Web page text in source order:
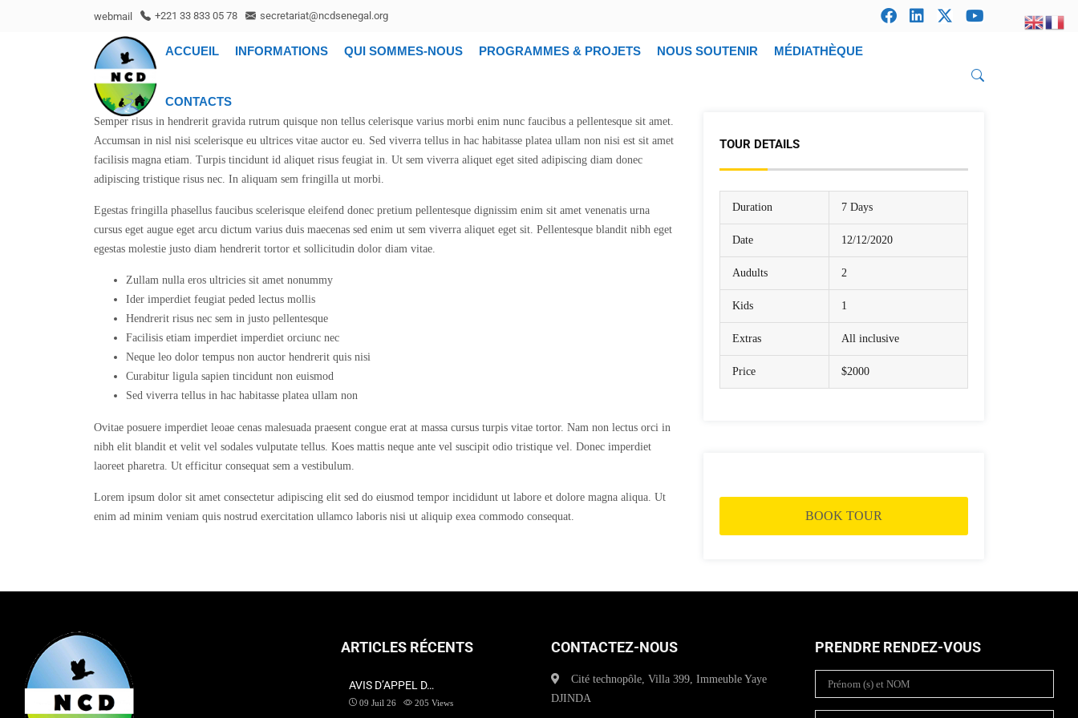
webmail +221 33 833 05 78 secretariat@ncdsenegal.org
ACCUEIL INFORMATIONS QUI SOMMES-NOUS PROGRAMMES & PROJETS NOUS SOUTENIR MÉDIATHÈQUE
CONTACTS
Semper risus in hendrerit gravida rutrum quisque non tellus celerisque varius morbi enim nunc faucibus a pellentesque sit amet.
Accumsan in nisl nisi scelerisque eu ultrices vitae auctor eu. Sed viverra tellus in hac habitasse platea ullam non nisi est sit amet
facilisis magna etiam. Turpis tincidunt id aliquet risus feugiat in. Ut sem viverra aliquet eget sited adipiscing diam donec
adipiscing tristique risus nec. In aliquam sem fringilla ut morbi.
Egestas fringilla phasellus faucibus scelerisque eleifend donec pretium pellentesque dignissim enim sit amet venenatis urna
cursus eget augue eget arcu dictum varius duis maecenas sed enim ut sem viverra aliquet eget sit. Pellentesque blandit nibh eget
egestas molestie justo diam hendrerit tortor et sollicitudin dolor diam vitae.
Zullam nulla eros ultricies sit amet nonummy
Ider imperdiet feugiat peded lectus mollis
Hendrerit risus nec sem in justo pellentesque
Facilisis etiam imperdiet imperdiet orciunc nec
Neque leo dolor tempus non auctor hendrerit quis nisi
Curabitur ligula sapien tincidunt non euismod
Sed viverra tellus in hac habitasse platea ullam non
Ovitae posuere imperdiet leoae cenas malesuada praesent congue erat at massa cursus turpis vitae tortor. Nam non lectus orci in
nibh elit blandit et velit vel sodales vulputate tellus. Koes mattis neque ante vel suscipit odio tristique vel. Donec imperdiet
laoreet pharetra. Ut efficitur consequat sem a vestibulum.
Lorem ipsum dolor sit amet consectetur adipiscing elit sed do eiusmod tempor incididunt ut labore et dolore magna aliqua. Ut
enim ad minim veniam quis nostrud exercitation ullamco laboris nisi ut aliquip exea commodo consequat.
TOUR DETAILS
Duration 7 Days
Date 12/12/2020
Audults 2
Kids 1
Extras All inclusive
Price $2000
BOOK TOUR
ARTICLES RÉCENTS
AVIS D’APPEL D…
09 Juil 26 205Views
CONTACTEZ-NOUS
Cité technopôle, Villa 399, Immeuble Yaye
DJINDA
PRENDRE RENDEZ-VOUS